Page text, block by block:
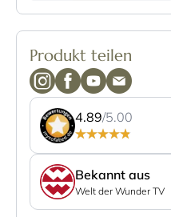
Produkt teilen
4.89/5.00
Bekannt aus
Welt der Wunder TV